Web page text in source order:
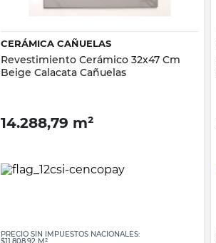
CERÁMICA CAÑUELAS
Revestimiento Cerámico 32x47 Cm
Beige Calacata Cañuelas
14.288,79 m²
PRECIO SIN IMPUESTOS NACIONALES: